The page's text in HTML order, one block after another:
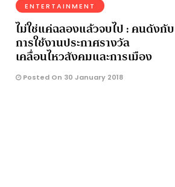
ENTERTAINMENT
ไม่ใช่แค่ฉลองแล้วจบไป : คนดังกับ
การใช้งานประกาศรางวัล
เคลื่อนไหวสังคมและการเมือง
Posted On 30 January 2018